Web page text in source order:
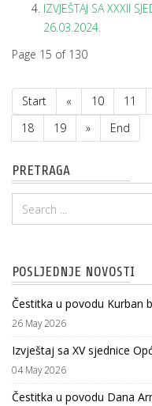
IZVJEŠTAJ SA XXXII
26.03.2024.
Page 15 of 130
Start « 10 11
18
19 » End
PRETRAGA
POSLJEDNJE NOVOSTI
Čestitka u povodu Kurban
26 May 2026
Izvještaj sa XV sjednice
04 May 2026
Čestitka u povodu Dana